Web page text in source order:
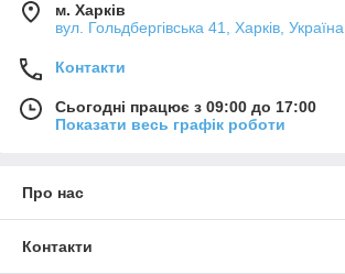
м. Харків
вул. Гольдбергівська 41, Харків, Україна
Контакти
Сьогодні працює з 09:00 до 17:00
Показати весь графік роботи
Про нас
Контакти